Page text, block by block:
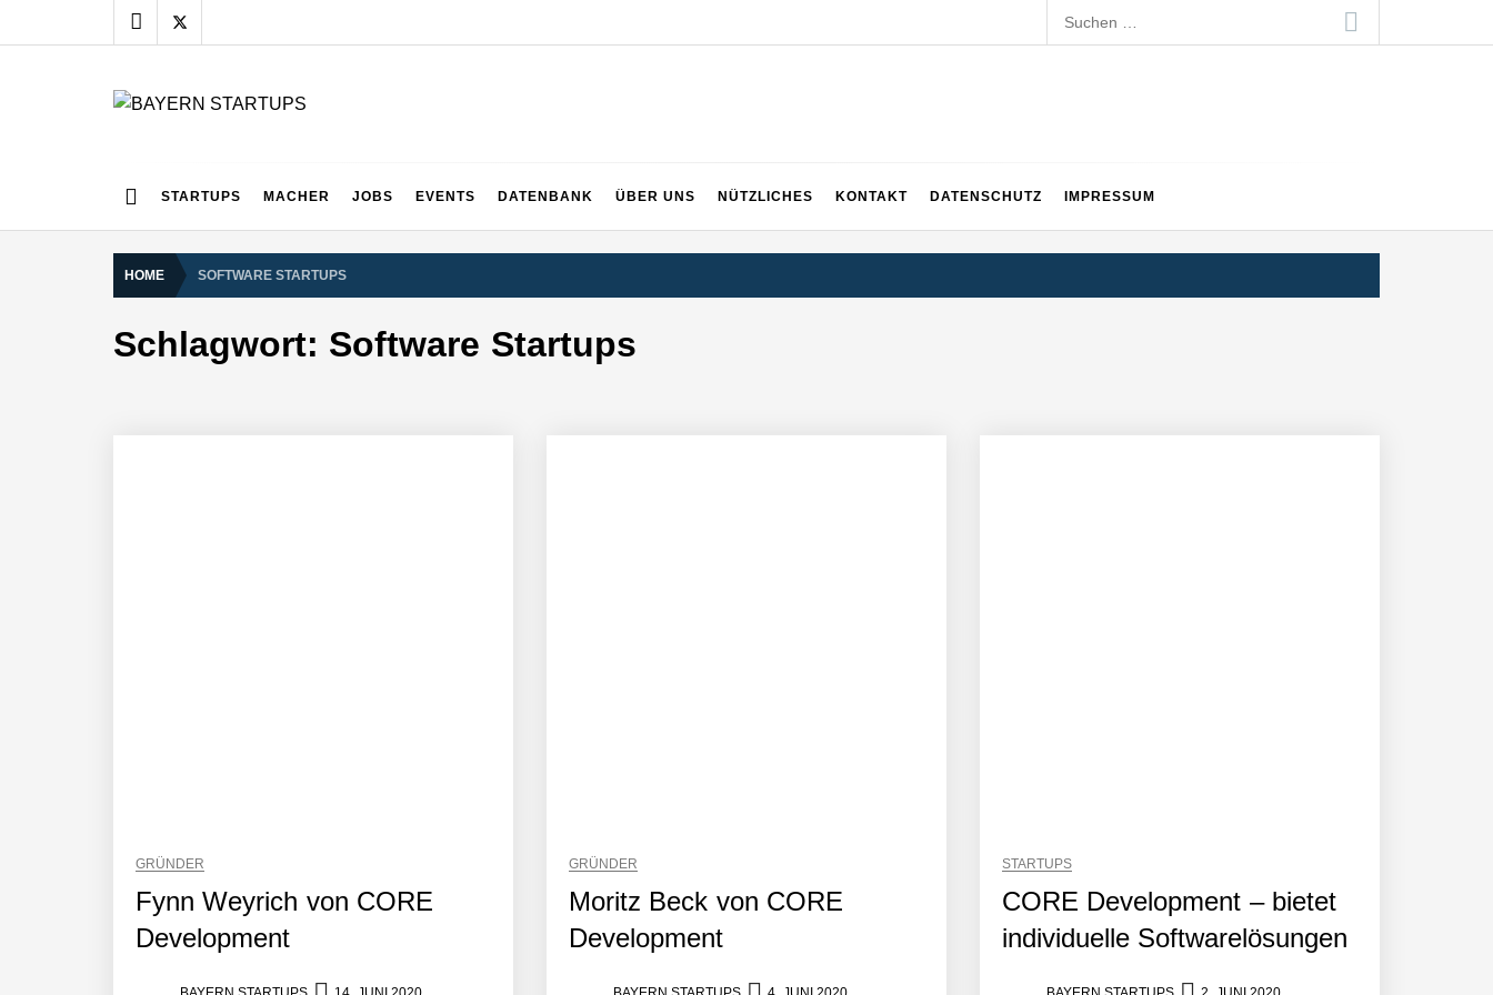
to
Suchen
nach:
STARTUPS MACHER JOBS EVENTS DATENBANK ÜBER UNS NÜTZLICHES KONTAKT DATENSCHUTZ IMPRESSUM
HOME SOFTWARE STARTUPS
Schlagwort: Software Startups
GRÜNDER
Fynn Weyrich von CORE
Development
GRÜNDER
Moritz Beck von CORE
Development
STARTUPS
CORE Development – bietet
individuelle Softwarelösungen
Tobias Klug von nuuEnergy im Interview